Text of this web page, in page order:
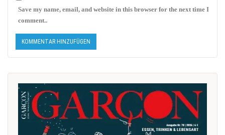
Save my name, email, and website in this browser for the next time I
comment..